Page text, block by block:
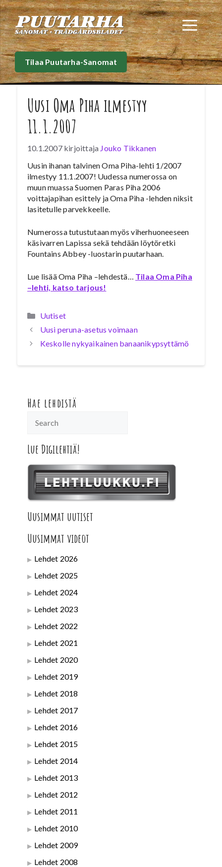
Siirry
sisältöön
Tilaa Puutarha-Sanomat
Uusi Oma Piha ilmestyy
11.1.2007
10.1.2007 kirjoittaja Jouko Tikkanen
Uusin ihanan talvinen Oma Piha-lehti 1/2007
ilmestyy 11.1.2007! Uudessa numerossa on
muun muassa Suomen Paras Piha 2006
voittajapihan esittely ja Oma Piha -lehden niksit
lasitetulle parvekkeelle.
Numerossa tutustutaan myös viherhuoneeseen
käsivarren Lapissa sekä tehdään löytöretki
Fountains Abbey -luostarin puutarhaan.
Lue lisää Oma Piha –lehdestä… Tilaa Oma Piha
–lehti, katso tarjous!
Kategoriat
Uutiset
Uusi peruna-asetus voimaan
Keskolle nykyaikainen banaanikypsyttämö
Hae lehdistä
Lue Digilehtiä!
Uusimmat uutiset
Uusimmat videot
Lehdet 2026
Lehdet 2025
Lehdet 2024
Lehdet 2023
Lehdet 2022
Lehdet 2021
Lehdet 2020
Lehdet 2019
Lehdet 2018
Lehdet 2017
Lehdet 2016
Lehdet 2015
Lehdet 2014
Lehdet 2013
Lehdet 2012
Lehdet 2011
Lehdet 2010
Lehdet 2009
Lehdet 2008